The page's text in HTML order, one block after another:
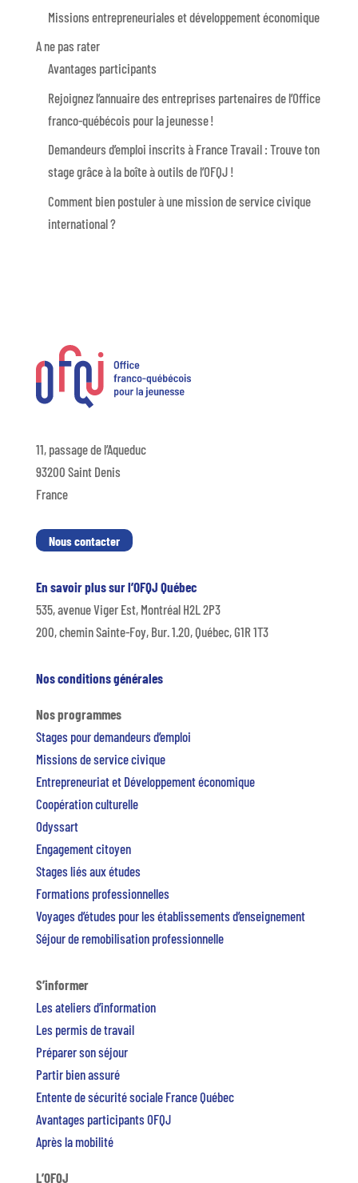
Missions entrepreneuriales et développement économique
A ne pas rater
Avantages participants
Rejoignez l’annuaire des entreprises partenaires de l’Office
franco-québécois pour la jeunesse !
Demandeurs d’emploi inscrits à France Travail : Trouve ton
stage grâce à la boîte à outils de l’OFQJ !
Comment bien postuler à une mission de service civique
international ?
11, passage de l’Aqueduc
93200 Saint Denis
France
Nous contacter
En savoir plus sur l’OFQJ Québec
535, avenue Viger Est, Montréal H2L 2P3
200, chemin Sainte-Foy, Bur. 1.20, Québec, G1R 1T3
Nos conditions générales
Nos programmes
Stages pour demandeurs d’emploi
Missions de service civique
Entrepreneuriat et Développement économique
Coopération culturelle
Odyssart
Engagement citoyen
Stages liés aux études
Formations professionnelles
Voyages d’études pour les établissements d’enseignement
Séjour de remobilisation professionnelle
S’informer
Les ateliers d’information
Les permis de travail
Préparer son séjour
Partir bien assuré
Entente de sécurité sociale France Québec
Avantages participants OFQJ
Après la mobilité
L’OFQJ